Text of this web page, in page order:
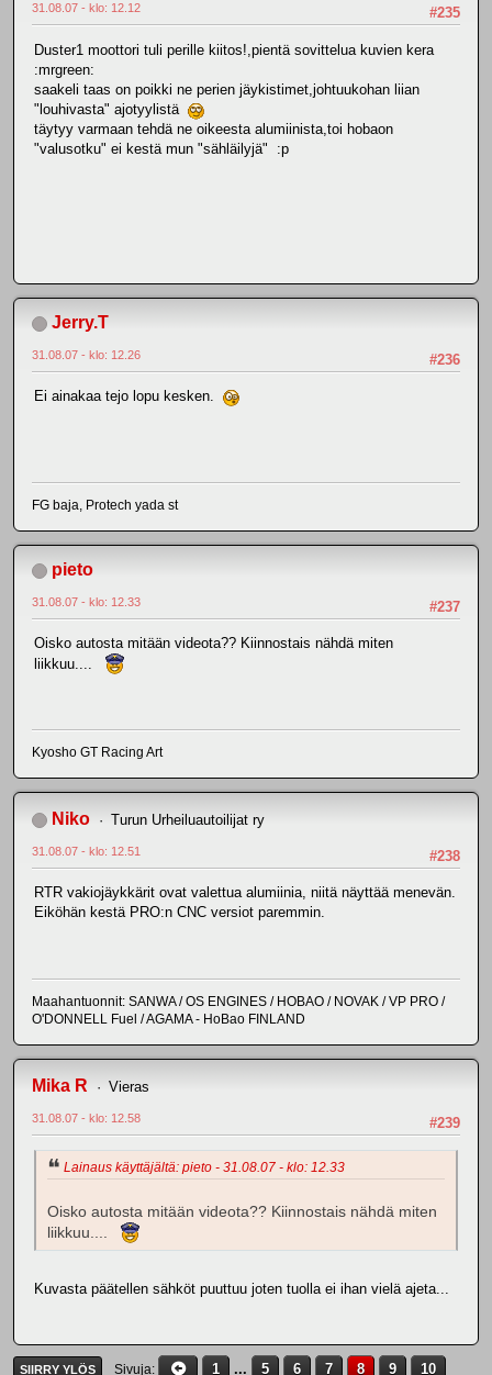
#235
31.08.07 - klo: 12.12
Duster1 moottori tuli perille kiitos!,pientä sovittelua kuvien kera
:mrgreen:
saakeli taas on poikki ne perien jäykistimet,johtuukohan liian
"louhivasta" ajotyylistä
täytyy varmaan tehdä ne oikeesta alumiinista,toi hobaon
"valusotku" ei kestä mun "sähläilyjä" :p
Jerry.T
#236
31.08.07 - klo: 12.26
Ei ainakaa tejo lopu kesken.
FG baja, Protech yada st
pieto
#237
31.08.07 - klo: 12.33
Oisko autosta mitään videota?? Kiinnostais nähdä miten
liikkuu....
Kyosho GT Racing Art
Niko Turun Urheiluautoilijat ry
#238
31.08.07 - klo: 12.51
RTR vakiojäykkärit ovat valettua alumiinia, niitä näyttää menevän.
Eiköhän kestä PRO:n CNC versiot paremmin.
Maahantuonnit: SANWA / OS ENGINES / HOBAO / NOVAK / VP PRO /
O'DONNELL Fuel / AGAMA - HoBao FINLAND
Mika R Vieras
#239
31.08.07 - klo: 12.58
Lainaus käyttäjältä: pieto - 31.08.07 - klo: 12.33
Oisko autosta mitään videota?? Kiinnostais nähdä miten
liikkuu....
Kuvasta päätellen sähköt puuttuu joten tuolla ei ihan vielä ajeta...
SIIRRY YLÖS Sivuja 1 ... 5 6 7 8 9 10